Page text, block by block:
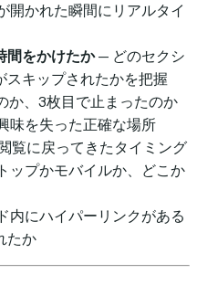
開かれた瞬間にリアルタイ
間をかけたか— どのセクシ
スキップされたかを把握
か、3枚目で止まったのか
味を失った正確な場所
覧に戻ってきたタイミング
ップかモバイルか、どこか
内にハイパーリンクがある
たか